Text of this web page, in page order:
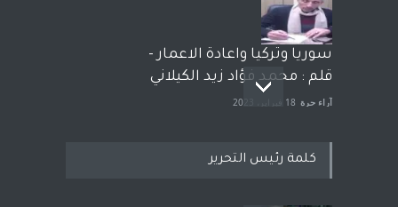
سوريا وتركيا واعادة الاعمار -
قلم : محمد فؤاد زيد الكيلاني
آراء حرة 18 فبراير، 2023
كلمة رئيس التحرير